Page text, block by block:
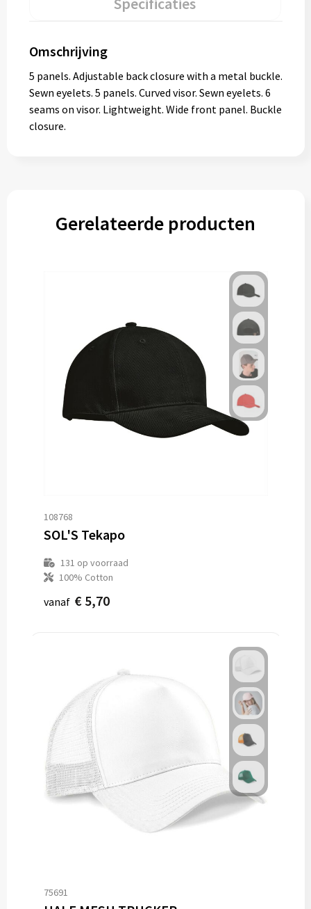
Omschrijving
5 panels. Adjustable back closure with a metal buckle.
Sewn eyelets. 5 panels. Curved visor. Sewn eyelets. 6
seams on visor. Lightweight. Wide front panel. Buckle
closure.
Gerelateerde producten
108768
SOL'S Tekapo
131 op voorraad
100% Cotton
vanaf € 5,70
75691